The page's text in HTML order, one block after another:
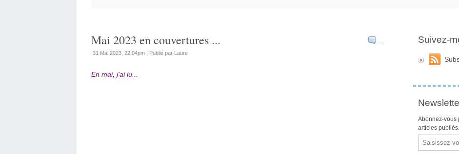
…
Mai 2023 en couvertures ...
31 Mai 2023, 22:04pm | Publié par Laure
En mai, j'ai lu...
Suivez-
Abonnez-vous
articles publiés.
Email